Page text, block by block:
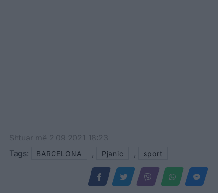
Shtuar më 2.09.2021 18:23
Tags:
BARCELONA , Pjanic , sport